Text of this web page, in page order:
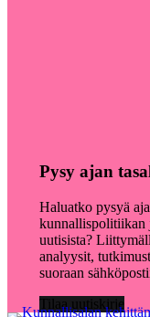
Pysy ajan
Haluatko pysyä
kunnallispolitiikan
uutisista?
analyysit,
suoraan
Tilaa uutiskirje